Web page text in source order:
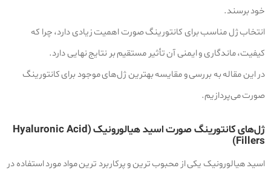
خود برسند.
انتخاب ژل مناسب برای کانتورینگ صورت اهمیت زیادی دارد، چرا که
کیفیت، ماندگاری و ایمنی آن تأثیر مستقیم بر نتایج نهایی دارد.
در این مقاله به بررسی و مقایسه بهترین ژل‌های موجود برای کانتورینگ
صورت می‌پردازیم.
ژل‌های کانتورینگ صورت اسید هیالورونیک (Hyaluronic Acid
Fillers)
اسید هیالورونیک یکی از محبوب‌ ترین و پرکاربرد ترین مواد مورد استفاده در